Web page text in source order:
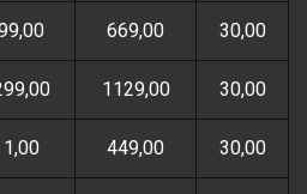
669,00 30,00
1129,00 30,00
1,00 449,00 30,00